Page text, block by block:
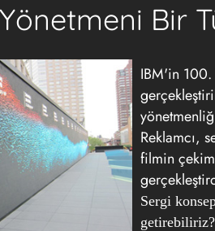
Bir
IBM'in 100.
Reklamcı,
filmin
Sergi